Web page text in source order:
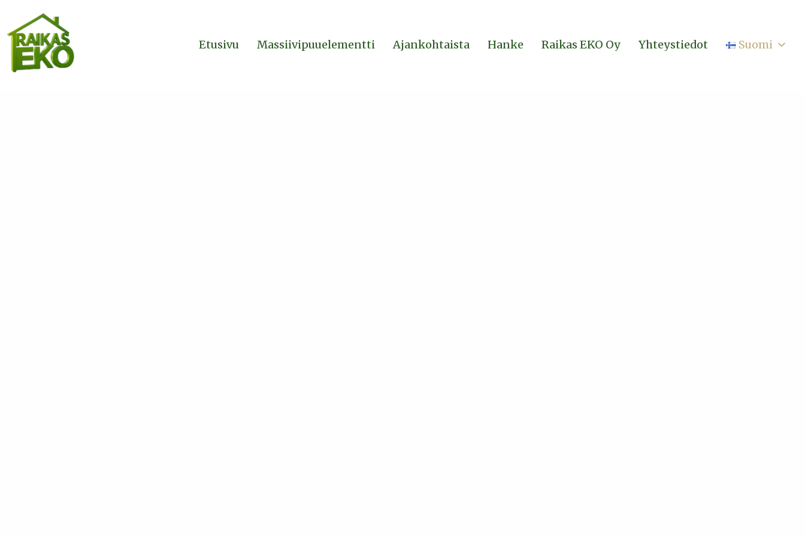
Etusivu Massiivipuuelementti Ajankohtaista Hanke Raikas EKO Oy Yhteystiedot Suomi